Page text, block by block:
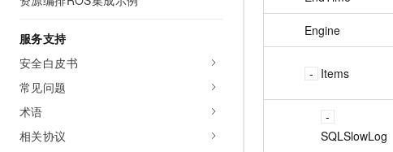
服务支持
安全白皮书
常见问题
术语
相关协议
Engine
Items
SQLSlowLog